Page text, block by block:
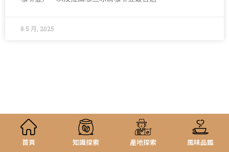
8 5 月, 2025
首頁 知識探索 產地探索 風味品鑑